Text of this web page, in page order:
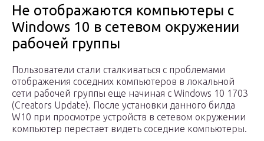
Не отображаются компьютеры с
Windows 10 в сетевом окружении
рабочей группы
Пользователи стали сталкиваться с проблемами
отображения соседних компьютеров в локальной
сети рабочей группы еще начиная с Windows 10 1703
(Creators Update). После установки данного билда
W10 при просмотре устройств в сетевом окружении
компьютер перестает видеть соседние компьютеры.